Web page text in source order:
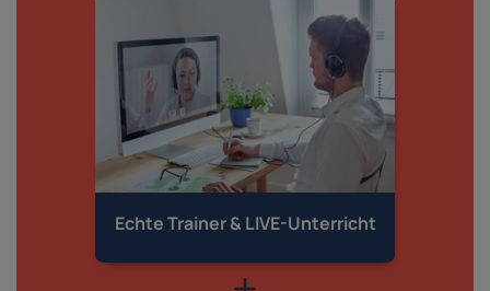
Echte Trainer & LIVE-Unterricht